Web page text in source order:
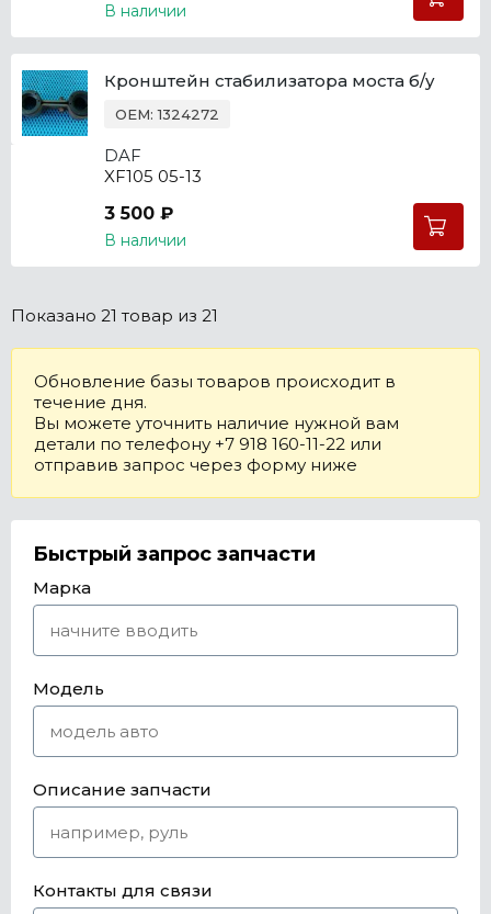
В наличии
Кронштейн стабилизатора моста б/у
OEM: 1324272
DAF
XF105 05-13
3 500 ₽
В наличии
Показано 21 товар из 21
Обновление базы товаров происходит в
течение дня.
Вы можете уточнить наличие нужной вам
детали по телефону +7 918 160-11-22 или
отправив запрос через форму ниже
Быстрый запрос запчасти
Марка
Модель
Описание запчасти
Контакты для связи